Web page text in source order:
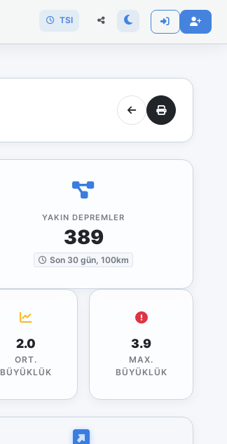
TSI
YAKIN DEPREMLER
389
Son 30 gün, 100km
2.0
ORT.
BÜYÜKLÜK
3.9
MAX.
BÜYÜKLÜK